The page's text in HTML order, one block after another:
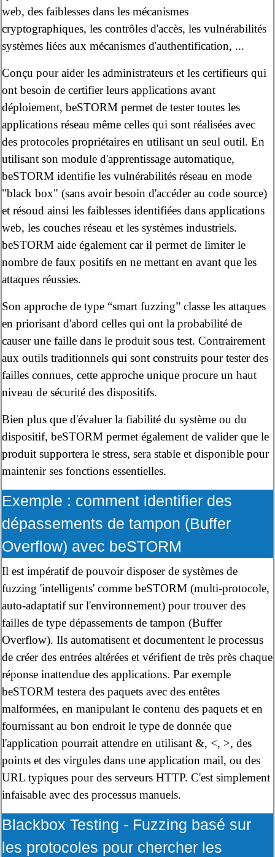
web, des faiblesses dans les mécanismes
cryptographiques, les contrôles d'accès, les vulnérabilités
systèmes liées aux mécanismes d'authentification, ...
Conçu pour aider les administrateurs et les certifieurs qui
ont besoin de certifier leurs applications avant
déploiement, beSTORM permet de tester toutes les
applications réseau même celles qui sont réalisées avec
des protocoles propriétaires en utilisant un seul outil. En
utilisant son module d'apprentissage automatique,
beSTORM identifie les vulnérabilités réseau en mode
"black box" (sans avoir besoin d'accéder au code source)
et résoud ainsi les faiblesses identifiées dans applications
web, les couches réseau et les systèmes industriels.
beSTORM aide également car il permet de limiter le
nombre de faux positifs en ne mettant en avant que les
attaques réussies.
Son approche de type “smart fuzzing” classe les attaques
en priorisant d'abord celles qui ont la probabilité de
causer une faille dans le produit sous test. Contrairement
aux outils traditionnels qui sont construits pour tester des
failles connues, cette approche unique procure un haut
niveau de sécurité des dispositifs.
Bien plus que d'évaluer la fiabilité du système ou du
dispositif, beSTORM permet également de valider que le
produit supportera le stress, sera stable et disponible pour
maintenir ses fonctions essentielles.
Exemple : comment identifier des
dépassements de tampon (Buffer
Overflow) avec beSTORM
Il est impératif de pouvoir disposer de systèmes de
fuzzing 'intelligents' comme beSTORM (multi-protocole,
auto-adaptatif sur l'environnement) pour trouver des
failles de type dépassements de tampon (Buffer
Overflow). Ils automatisent et documentent le processus
de créer des entrées altérées et vérifient de très près chaque
réponse inattendue des applications. Par exemple
beSTORM testera des paquets avec des entêtes
malformées, en manipulant le contenu des paquets et en
fournissant au bon endroit le type de donnée que
l'application pourrait attendre en utilisant &, <, >, des
points et des virgules dans une application mail, ou des
URL typiques pour des serveurs HTTP. C'est simplement
infaisable avec des processus manuels.
Blackbox Testing - Fuzzing basé sur
les protocoles pour chercher les